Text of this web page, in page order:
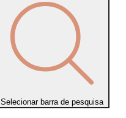
Selecionar barra de pesquisa